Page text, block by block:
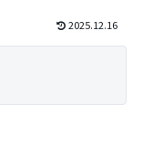
2025.12.16